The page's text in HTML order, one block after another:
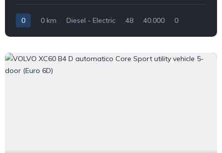
0 0 km Diesel - Electric 48 40.000 0